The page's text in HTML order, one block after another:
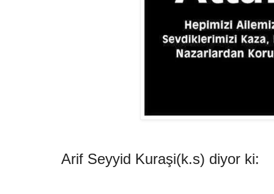
Arif Seyyid Kuraşi(k.s) diyor ki: